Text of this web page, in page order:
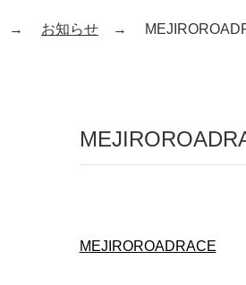
お知らせ
MEJIROROADRACE